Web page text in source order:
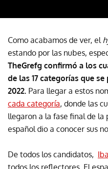
Como acabamos de ver, el
estando por las nubes,
TheGrefg confirmó a los
de las 17 categorías que
2022. Para llegar a estos
cada categoría, donde las
llegaron a la fase final de la
español dio a conocer sus
De todos los candidatos,
todos los reflectores. El